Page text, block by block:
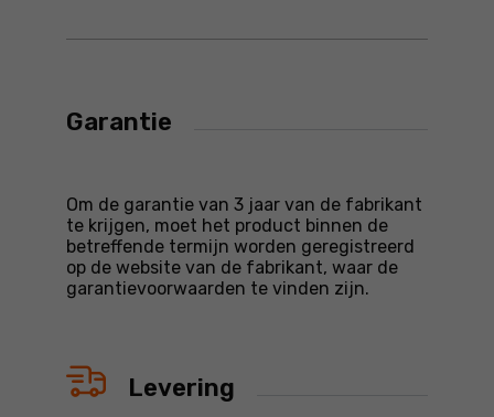
Garantie
Om de garantie van 3 jaar van de fabrikant
te krijgen, moet het product binnen de
betreffende termijn worden geregistreerd
op de website van de fabrikant, waar de
garantievoorwaarden te vinden zijn.
Levering